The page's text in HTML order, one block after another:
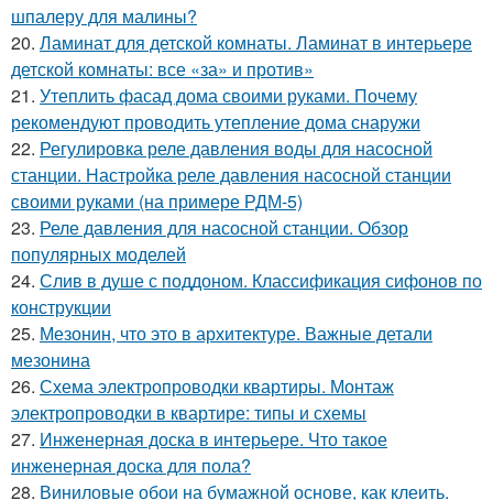
шпалеру для малины?
20. Ламинат для детской комнаты. Ламинат в интерьере
детской комнаты: все «за» и против»
21. Утеплить фасад дома своими руками. Почему
рекомендуют проводить утепление дома снаружи
22. Регулировка реле давления воды для насосной
станции. Настройка реле давления насосной станции
своими руками (на примере РДМ-5)
23. Реле давления для насосной станции. Обзор
популярных моделей
24. Слив в душе с поддоном. Классификация сифонов по
конструкции
25. Мезонин, что это в архитектуре. Важные детали
мезонина
26. Схема электропроводки квартиры. Монтаж
электропроводки в квартире: типы и схемы
27. Инженерная доска в интерьере. Что такое
инженерная доска для пола?
28. Виниловые обои на бумажной основе, как клеить.